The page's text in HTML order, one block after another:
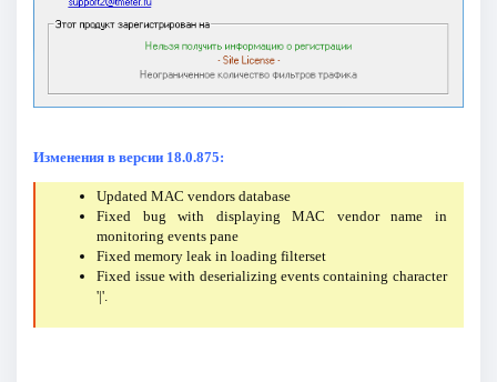
Изменения в версии 18.0.875:
Updated MAC vendors database
Fixed bug with displaying MAC vendor name in
monitoring events pane
Fixed memory leak in loading filterset
Fixed issue with deserializing events containing character
'|'.